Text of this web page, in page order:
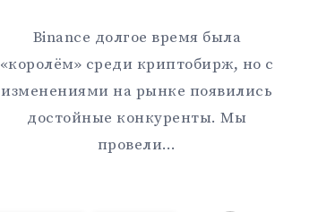
Binance долгое время была
«королём» среди криптобирж, но с
изменениями на рынке появились
достойные конкуренты. Мы
провели…